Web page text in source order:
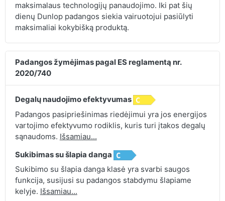
maksimalaus technologijų panaudojimo. Iki pat šių
dienų Dunlop padangos siekia vairuotojui pasiūlyti
maksimaliai kokybišką produktą.
Padangos žymėjimas pagal ES reglamentą nr.
2020/740
Degalų naudojimo efektyvumas
Padangos pasipriešinimas riedėjimui yra jos energijos
vartojimo efektyvumo rodiklis, kuris turi įtakos degalų
sąnaudoms. Išsamiau...
Sukibimas su šlapia danga
Sukibimo su šlapia danga klasė yra svarbi saugos
funkcija, susijusi su padangos stabdymu šlapiame
kelyje. Išsamiau...